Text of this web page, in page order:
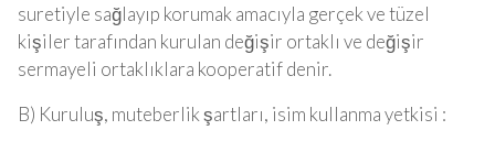
suretiyle sağlayıp korumak amacıyla gerçek ve tüzel
kişiler tarafından kurulan değişir ortaklı ve değişir
sermayeli ortaklıklara kooperatif denir.
B) Kuruluş, muteberlik şartları, isim kullanma yetkisi :